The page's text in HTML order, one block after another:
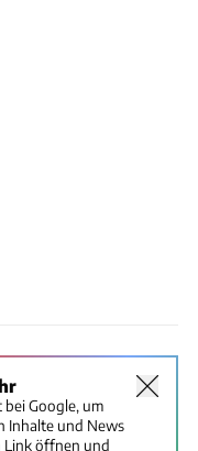
Google, um
Inhalte und News
Link öffnen und